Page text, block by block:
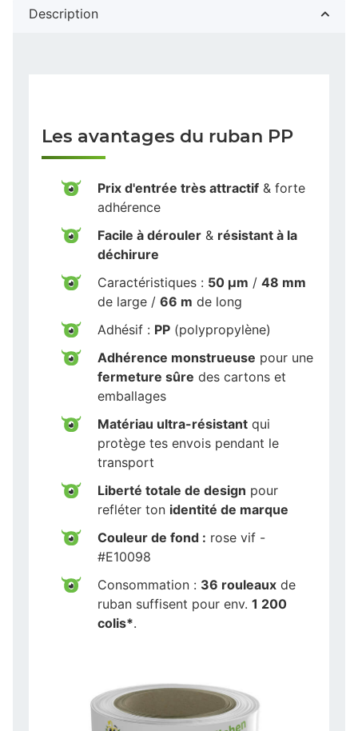
Description
Les avantages du ruban PP
Prix d'entrée très attractif & forte
adhérence
Facile à dérouler & résistant à la
déchirure
Caractéristiques : 50 µm / 48 mm
de large / 66 m de long
Adhésif : PP (polypropylène)
Adhérence monstrueuse pour une
fermeture sûre des cartons et
emballages
Matériau ultra-résistant qui
protège tes envois pendant le
transport
Liberté totale de design pour
refléter ton identité de marque
Couleur de fond : rose vif -
#E10098
Consommation : 36 rouleaux de
ruban suffisent pour env. 1 200
colis*.